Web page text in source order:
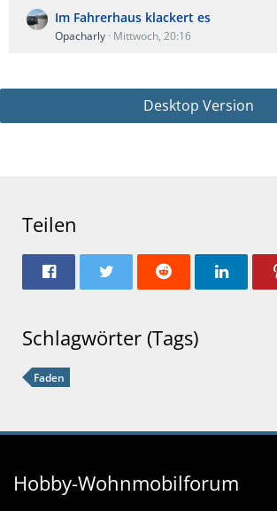
Im Fahrerhaus klackert es
Opacharly Mittwoch, 20:16
Desktop Version
Teilen
Schlagwörter (Tags)
Faden
Hobby-Wohnmobilforum